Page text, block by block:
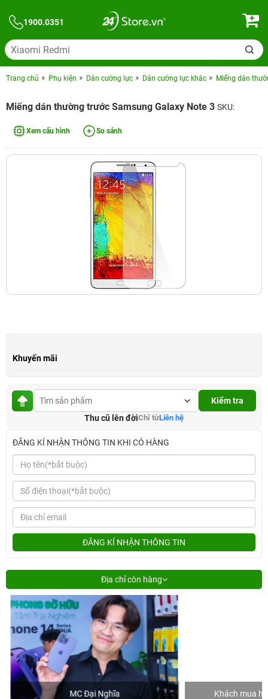
1900.0351
Trang chủ Phụ kiện Dán cường lực Dán cường lực khác Miếng dán
Miếng dán thường trước Samsung Galaxy Note 3 SKU:
Xem cấu hình So sánh
Khuyến mãi
Kiểm tra
Thu cũ lên đờiChỉ từLiên hệ
ĐĂNG KÍ NHẬN THÔNG TIN KHI CÓ HÀNG
ĐĂNG KÍ NHẬN THÔNG TIN
Địa chỉ còn hàng
MC Đại Nghĩa Khách mua